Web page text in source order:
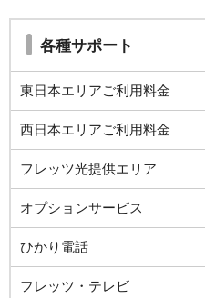
各種サポート
東日本エリアご利用料金
西日本エリアご利用料金
フレッツ光提供エリア
オプションサービス
ひかり電話
フレッツ・テレビ